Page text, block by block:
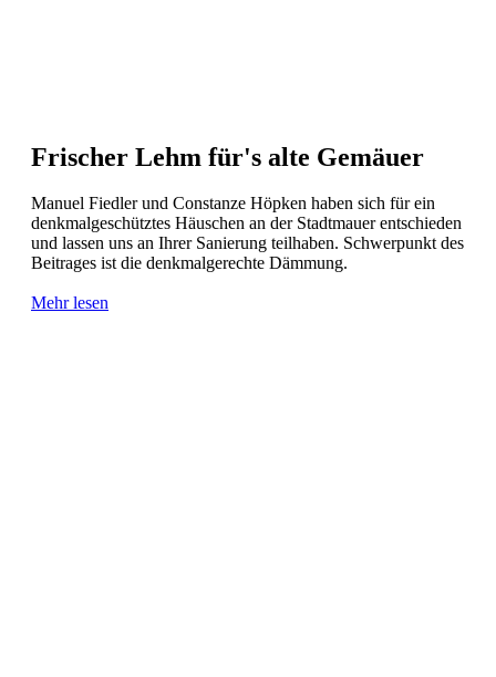
Frischer Lehm für's alte Gemäuer
Manuel Fiedler und Constanze Höpken haben sich für ein
denkmalgeschütztes Häuschen an der Stadtmauer entschieden
und lassen uns an Ihrer Sanierung teilhaben. Schwerpunkt des
Beitrages ist die denkmalgerechte Dämmung.
Mehr lesen